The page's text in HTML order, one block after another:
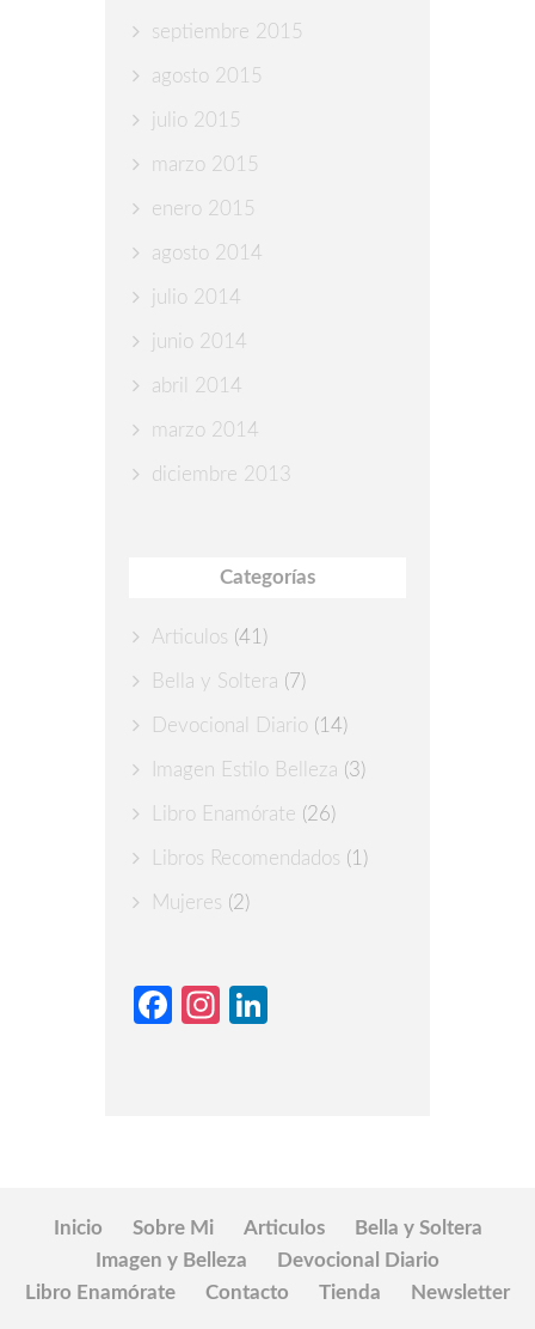
septiembre 2015
agosto 2015
julio 2015
marzo 2015
enero 2015
agosto 2014
julio 2014
junio 2014
abril 2014
marzo 2014
diciembre 2013
Categorías
Articulos (41)
Bella y Soltera (7)
Devocional Diario (14)
Imagen Estilo Belleza (3)
Libro Enamórate (26)
Libros Recomendados (1)
Mujeres (2)
Facebook
Instagram
Inicio Sobre Mi Articulos
Bella y Soltera
Imagen y Belleza
Devocional Diario
Libro Enamórate
Contacto Tienda Newsletter